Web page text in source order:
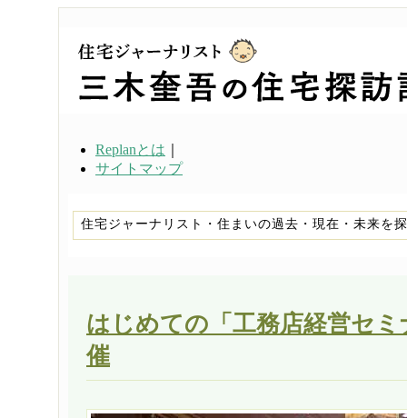
Replanとは
サイトマップ
住宅ジャーナリスト・住まいの過去・現在・未来を
はじめての「工務店経営セ
催